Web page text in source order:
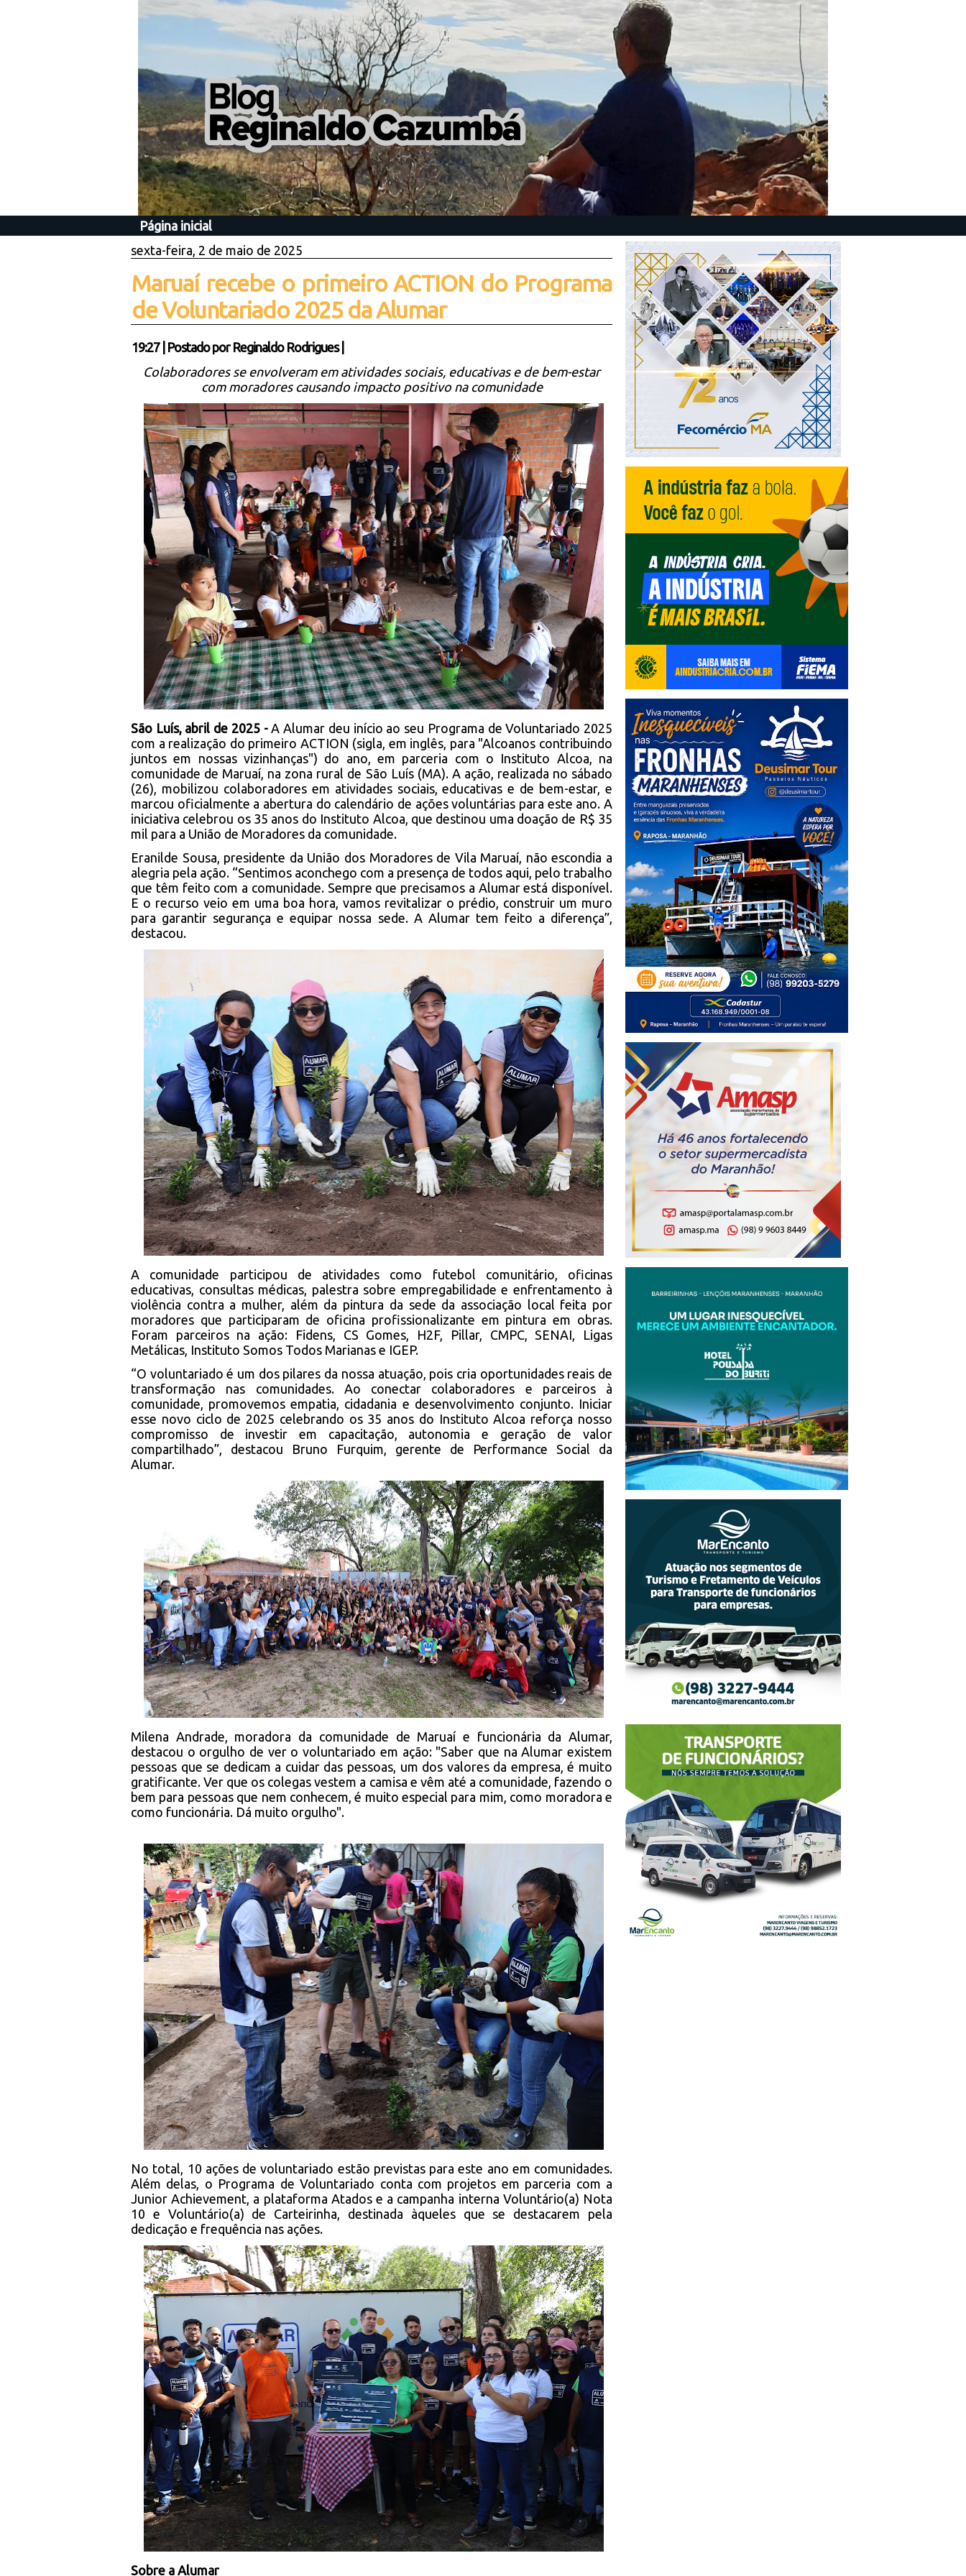
Página inicial
sexta-feira, 2 de maio de 2025
Maruaí recebe o primeiro ACTION do Programa
de Voluntariado 2025 da Alumar
19:27| Postado por Reginaldo Rodrigues
Colaboradores se envolveram em atividades sociais, educativas e de bem-estar
com moradores causando impacto positivo na comunidade
São Luís, abril de 2025 -A Alumar deu início ao seu Programa de Voluntariado 2025
com a realização do primeiro ACTION (sigla, em inglês, para "Alcoanos contribuindo
juntos em nossas vizinhanças") do ano, em parceria com o Instituto Alcoa, na
comunidade de Maruaí, na zona rural de São Luís (MA). A ação, realizada no sábado
(26), mobilizou colaboradores em atividades sociais, educativas e de bem-estar, e
marcou oficialmente a abertura do calendário de ações voluntárias para este ano. A
iniciativa celebrou os 35 anos do Instituto Alcoa, que destinou uma doação de R$ 35
mil para a União de Moradores da comunidade.
Eranilde Sousa, presidente da União dos Moradores de Vila Maruaí, não escondia a
alegria pela ação. “Sentimos aconchego com a presença de todos aqui, pelo trabalho
que têm feito com a comunidade. Sempre que precisamos a Alumar está disponível.
E o recurso veio em uma boa hora, vamos revitalizar o prédio, construir um muro
para garantir segurança e equipar nossa sede. A Alumar tem feito a diferença”,
destacou.
A comunidade participou de atividades como futebol comunitário, oficinas
educativas, consultas médicas, palestra sobre empregabilidade e enfrentamento à
violência contra a mulher, além da pintura da sede da associação local feita por
moradores que participaram de oficina profissionalizante em pintura em obras.
Foram parceiros na ação: Fidens, CS Gomes, H2F, Pillar, CMPC, SENAI, Ligas
Metálicas, Instituto Somos Todos Marianas e IGEP.
“O voluntariado é um dos pilares da nossa atuação, pois cria oportunidades reais de
transformação nas comunidades. Ao conectar colaboradores e parceiros à
comunidade, promovemos empatia, cidadania e desenvolvimento conjunto. Iniciar
esse novo ciclo de 2025 celebrando os 35 anos do Instituto Alcoa reforça nosso
compromisso de investir em capacitação, autonomia e geração de valor
compartilhado”, destacou Bruno Furquim, gerente de Performance Social da
Alumar.
Milena Andrade, moradora da comunidade de Maruaí e funcionária da Alumar,
destacou o orgulho de ver o voluntariado em ação: "Saber que na Alumar existem
pessoas que se dedicam a cuidar das pessoas, um dos valores da empresa, é muito
gratificante. Ver que os colegas vestem a camisa e vêm até a comunidade, fazendo o
bem para pessoas que nem conhecem, é muito especial para mim, como moradora e
como funcionária. Dá muito orgulho".
No total, 10 ações de voluntariado estão previstas para este ano em comunidades.
Além delas, o Programa de Voluntariado conta com projetos em parceria com a
Junior Achievement, a plataforma Atados e a campanha interna Voluntário(a) Nota
10 e Voluntário(a) de Carteirinha, destinada àqueles que se destacarem pela
dedicação e frequência nas ações.
Sobre a Alumar